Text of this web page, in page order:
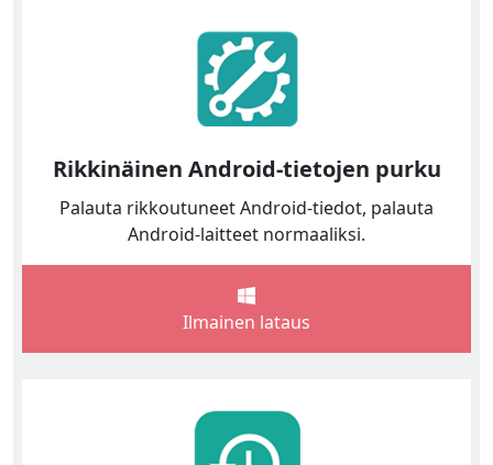
Rikkinäinen Android-tietojen purku
Palauta rikkoutuneet Android-tiedot, palauta
Android-laitteet normaaliksi.
Ilmainen lataus